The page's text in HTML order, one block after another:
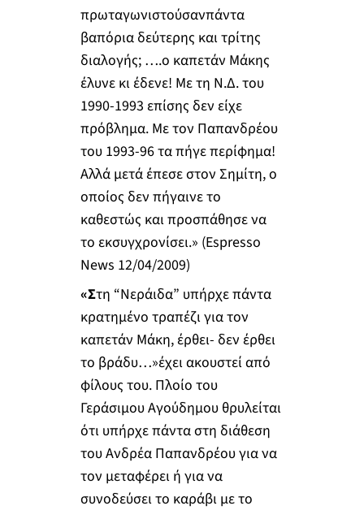
πρωταγωνιστούσανπάντα
βαπόρια δεύτερης και τρίτης
διαλογής; ….ο καπετάν Μάκης
έλυνε κι έδενε! Με τη Ν.Δ. του
1990-1993 επίσης δεν είχε
πρόβλημα. Με τον Παπανδρέου
του 1993-96 τα πήγε περίφημα!
Αλλά μετά έπεσε στον Σημίτη, ο
οποίος δεν πήγαινε το
καθεστώς και προσπάθησε να
το εκσυγχρονίσει.» (Espresso
News 12/04/2009)
«Στη “Νεράιδα” υπήρχε πάντα
κρατημένο τραπέζι για τον
καπετάν Μάκη, έρθει- δεν έρθει
το βράδυ…»έχει ακουστεί από
φίλους του. Πλοίο του
Γεράσιμου Αγούδημου θρυλείται
ότι υπήρχε πάντα στη διάθεση
του Ανδρέα Παπανδρέου για να
τον μεταφέρει ή για να
συνοδεύσει το καράβι με το